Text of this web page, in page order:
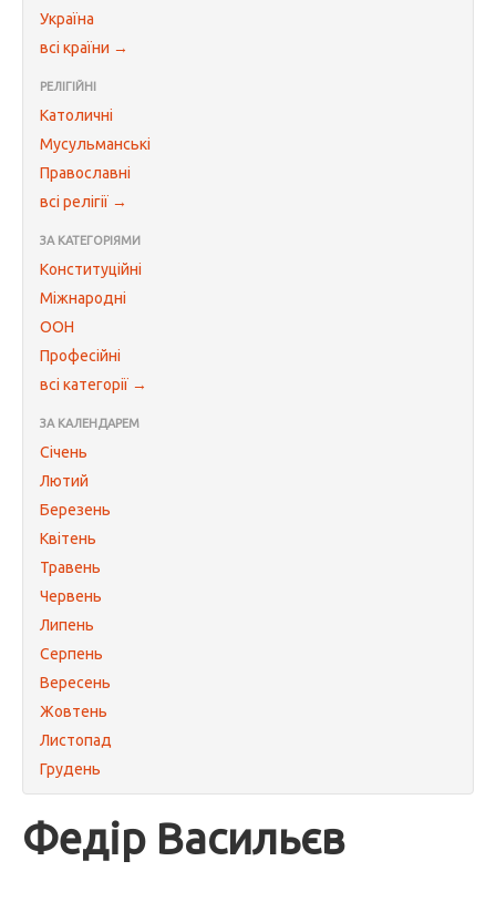
Україна
всі країни →
РЕЛІГІЙНІ
Католичні
Мусульманські
Православні
всі релігії →
ЗА КАТЕГОРІЯМИ
Конституційні
Міжнародні
ООН
Професійні
всі категорії →
ЗА КАЛЕНДАРЕМ
Січень
Лютий
Березень
Квітень
Травень
Червень
Липень
Серпень
Вересень
Жовтень
Листопад
Грудень
Федір Васильєв